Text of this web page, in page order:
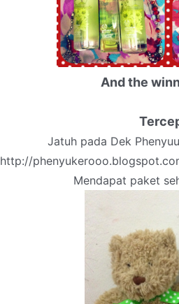
And the
Jatuh pada Dek
http://
Mendapat paket